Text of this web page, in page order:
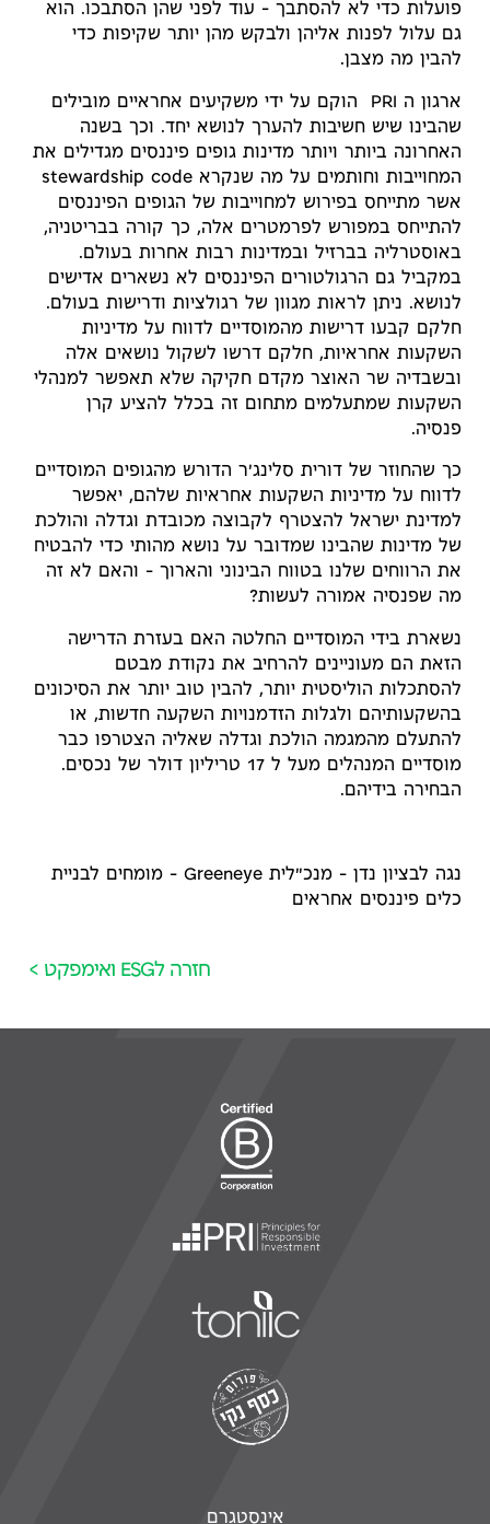
פועלות כדי לא להסתבך – עוד לפני שהן הסתבכו. הוא
גם עלול לפנות אליהן ולבקש מהן יותר שקיפות כדי
להבין מה מצבן.
ארגון ה PRI הוקם על ידי משקיעים אחראיים מובילים
שהבינו שיש חשיבות להערך לנושא יחד. וכך בשנה
האחרונה ביותר ויותר מדינות גופים פיננסים מגדילים את
אשר מתייחס בפירוש למחוייבות של הגופים הפיננסים
להתייחס במפורש לפרמטרים אלה, כך קורה בבריטניה,
באוסטרליה בברזיל ובמדינות רבות אחרות בעולם.
במקביל גם הרגולטורים הפיננסים לא נשארים אדישים
לנושא. ניתן לראות מגוון של רגולציות ודרישות בעולם.
חלקם קבעו דרישות מהמוסדיים לדווח על מדיניות
השקעות אחראיות, חלקם דרשו לשקול נושאים אלה
ובשבדיה שר האוצר מקדם חקיקה שלא תאפשר למנהלי
השקעות שמתעלמים מתחום זה בכלל להציע קרן
פנסיה.
כך שהחוזר של דורית סלינג'ר הדורש מהגופים המוסדיים
לדווח על מדיניות השקעות אחראיות שלהם, יאפשר
למדינת ישראל להצטרף לקבוצה מכובדת וגדלה והולכת
של מדינות שהבינו שמדובר על נושא מהותי כדי להבטיח
את הרווחים שלנו בטווח הבינוני והארוך – והאם לא זה
מה שפנסיה אמורה לעשות?
נשארת בידי המוסדיים החלטה האם בעזרת הדרישה
הזאת הם מעוניינים להרחיב את נקודת מבטם
להסתכלות הוליסטית יותר, להבין טוב יותר את הסיכונים
בהשקעותיהם ולגלות הזדמנויות השקעה חדשות, או
להתעלם מהמגמה הולכת וגדלה שאליה הצטרפו כבר
מוסדיים המנהלים מעל ל 17 טריליון דולר של נכסים.
הבחירה בידיהם.
נגה לבציון נדן – מנכ"לית Greeneye – מומחים לבניית
כלים פיננסים אחראים
חזרה לESG ואימפקט >
אינסטגרם